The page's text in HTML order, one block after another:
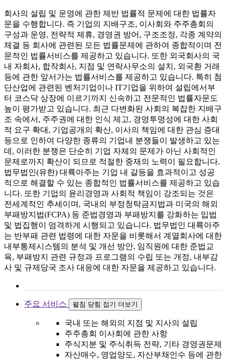
회사의 설립 및 운영에 관한 제반 법률적 문제에 대한 법률자
문을 수행합니다. 즉 기업의 지배구조, 이사회와 주주총회의
구성과 운영, 전략적 제휴, 경영권 방어, 구조조정, 각종 계약의
체결 등 회사에 관련된 모든 법률문제에 관하여 종합적이며 전
문적인 법률서비스를 제공하고 있습니다. 또한 외국회사의 국
내 자회사, 합작회사, 지점 및 연락사무소의 설치, 외국환 거래
등에 관한 앞서가는 법률서비스를 제공하고 있습니다. 특히 첨
단산업에 관련된 벤처기업이나 IT기업을 위하여 설립에서부
터 코스닥 상장에 이르기까지 신속하고 전문적인 법률자문도
높이 평가받고 있습니다. 최근 다변화된 사회의 복잡한 지배구
조 속에서, 주주권에 대한 인식 제고, 경영투명성에 대한 사회
적 요구 확대, 기업공개의 확산, 이사의 책임에 대한 관심 증대
등으로 인하여 다양한 종류의 기업내 분쟁들이 발생하고 있는
데, 이러한 분쟁은 단순히 기업 자체의 문제가 아닌 사회적인
문제로까지 확산이 되므로 적절한 중재의 노력이 필요합니다.
법무법인(유한) 대륙아주는 기업 내 갈등을 효과적이고 성공
적으로 해결할 수 있는 종합적인 법률서비스를 제공하고 있습
니다. 또한 기업의 윤리경영과 사회적 책임이 강조되는 것은
전세계적인 추세이며, 국내의 부정청탁금지법과 미국의 해외
부패방지법(FCPA) 등 준법경영과 부패방지를 강화하는 입법
및 법집행이 엄격하게 시행되고 있습니다. 법무법인 대륙아주
는 반부패 관련 법령에 대한 자문을 비롯해서 계열회사에 대한
내부통제시스템의 분석 및 개선 방안, 임직원에 대한 준법교
육, 부패방지 관련 규정과 프로그램의 수립 또는 개정, 내부감
사 및 규제당국 조사 대응에 대한 자문을 제공하고 있습니다.
주요 서비스 펼침 닫힘 접기 더보기
국내 또는 해외의 지점 및 지사의 설립
주주총회 이사회에 관한 사항
주식지분 및 주식취득 전략, 기타 경영권문제
자산매수, 영업양도, 자산부채인수 등에 관한